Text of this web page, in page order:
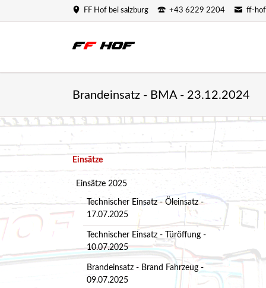
FF Hof bei salzburg +43 6229 2204 ff-
Brandeinsatz - BMA - 23.12.2024
Navigation
Einsätze
Einsätze 2025
Technischer Einsatz - Öleinsatz -
17.07.2025
Technischer Einsatz - Türöffung -
10.07.2025
Brandeinsatz - Brand Fahrzeug -
09.07.2025